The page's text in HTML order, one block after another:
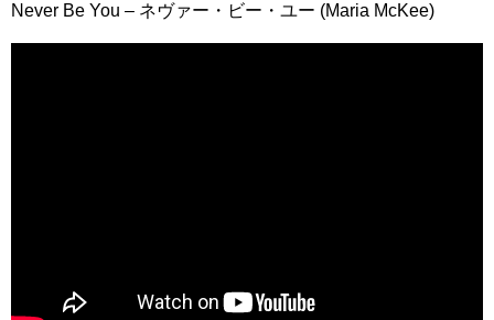
Never Be You – ネヴァー・ビー・ユー (Maria McKee)